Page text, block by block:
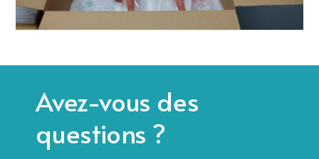
Avez-vous des
questions ?